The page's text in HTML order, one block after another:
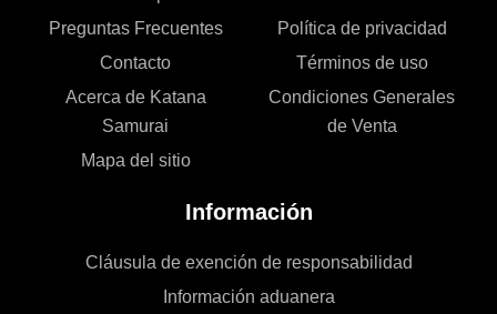
Preguntas Frecuentes
Contacto
Acerca de Katana
Samurai
Mapa del sitio
Política de privacidad
Términos de uso
Condiciones Generales
de Venta
Información
Cláusula de exención de responsabilidad
Información aduanera